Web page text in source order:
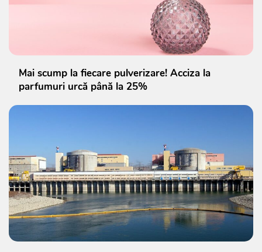
Mai scump la fiecare pulverizare! Acciza la
parfumuri urcă până la 25%